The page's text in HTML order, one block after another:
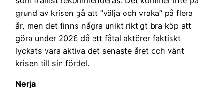
grund av krisen gå att ”välja och vraka” på flera
år, men det finns några unikt riktigt bra köp att
göra under 2026 då ett fåtal aktörer faktiskt
lyckats vara aktiva det senaste året och vänt
krisen till sin fördel.
Nerja